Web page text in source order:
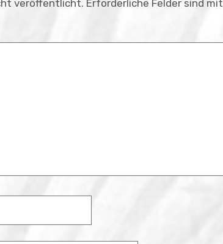
veröffentlicht. Erforderliche Felder sind mit